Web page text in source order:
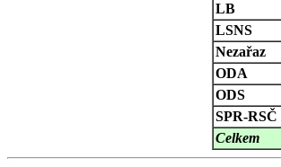
LB
LSNS
Nezařaz
ODA
ODS
SPR-RSČ
Celkem